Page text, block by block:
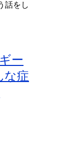
話をし
ー
な症